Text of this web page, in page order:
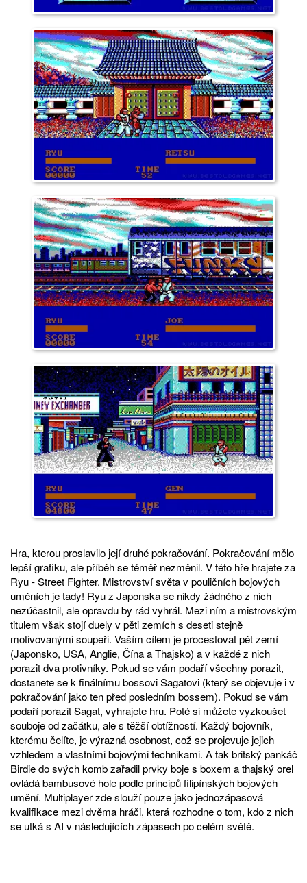
Hra, kterou proslavilo její druhé pokračování. Pokračování mělo
lepší grafiku, ale příběh se téměř nezměnil. V této hře hrajete za
Ryu - Street Fighter. Mistrovství světa v pouličních bojových
uměních je tady! Ryu z Japonska se nikdy žádného z nich
nezúčastnil, ale opravdu by rád vyhrál. Mezi ním a mistrovským
titulem však stojí duely v pěti zemích s deseti stejně
motivovanými soupeři. Vaším cílem je procestovat pět zemí
(Japonsko, USA, Anglie, Čína a Thajsko) a v každé z nich
porazit dva protivníky. Pokud se vám podaří všechny porazit,
dostanete se k finálnímu bossovi Sagatovi (který se objevuje i v
pokračování jako ten před posledním bossem). Pokud se vám
podaří porazit Sagat, vyhrajete hru. Poté si můžete vyzkoušet
souboje od začátku, ale s těžší obtížností. Každý bojovník,
kterému čelíte, je výrazná osobnost, což se projevuje jejich
vzhledem a vlastními bojovými technikami. A tak britský pankáč
Birdie do svých komb zařadil prvky boje s boxem a thajský orel
ovládá bambusové hole podle principů filipínských bojových
umění. Multiplayer zde slouží pouze jako jednozápasová
kvalifikace mezi dvěma hráči, která rozhodne o tom, kdo z nich
se utká s AI v následujících zápasech po celém světě.